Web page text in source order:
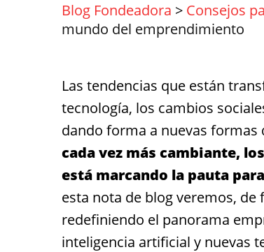
Blog Fondeadora > Consejos
mundo del emprendimiento
Las tendencias que están
tecnología, los cambios
dando forma a nuevas formas
cada vez más cambiante,
está marcando la pauta
esta nota de blog veremos, de
redefiniendo el panorama
inteligencia artificial y nuevas